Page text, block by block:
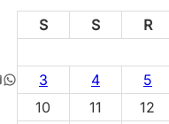
WhatsApp
S
S R
3
4 5
10
11 12